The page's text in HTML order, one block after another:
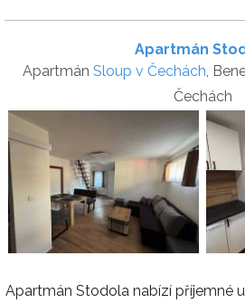
Apartmán
Apartmán Sloup v Čechách,
Čechách
Apartmán Stodola nabízí příjemné